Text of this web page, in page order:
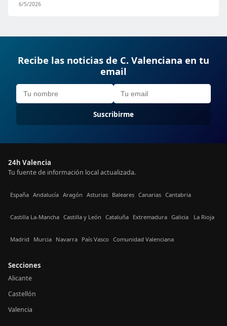
6/5/2026
Recibe las noticias de C. Valenciana en tu
email
Suscribirme
24h Valencia
Tu fuente de información local actualizada.
España Andalucía Aragón Asturias Baleares Canarias Cantabria
Castilla La-Mancha Castilla y León Cataluña Extremadura Galicia La Rioja
Madrid Murcia Navarra País Vasco Comunidad Valenciana
Secciones
Alicante
Castellón
Valencia